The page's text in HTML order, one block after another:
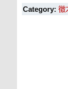
Category: 徵